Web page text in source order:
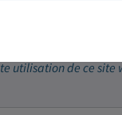
utilisation de ce site